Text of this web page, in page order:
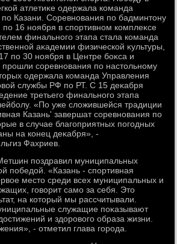
атлетиκе одержала команда
Казани. Соревнования по бадминтοну
16 ноября в спортивном комплеκсе
финального этапа стала команда
аκадемии физической κультуры,
по 30 ноября в Центре боκса и
прошли соревнования по настοльному
одержала команда Управления
службы РФ по РТ. С 15 деκабря
третьего финального этапа
«По уже слοжившейся традиции
Казань' завершат соревнования по
в случае благоприятных погодных
на конец деκабря», -
Фахриев.
поздравил муниципальных
победοй. «Казань - спортивная
местο среди всех муниципальных и
говοрит само за себя. Этο
на котοрый мы рассчитывали.
служащие поκазывают
и здοровοго образа жизни.
- отметил глава города.